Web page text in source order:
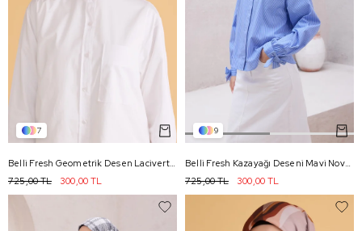
7
Belli Fresh Geometrik Desen Lacivert Bej Nova Eşarp 1001 - 01
300,00 TL
725,00 TL
9
Belli Fresh Kazayağı Deseni Mavi Nova Eşarp 1000 - 17
300,00 TL
725,00 TL